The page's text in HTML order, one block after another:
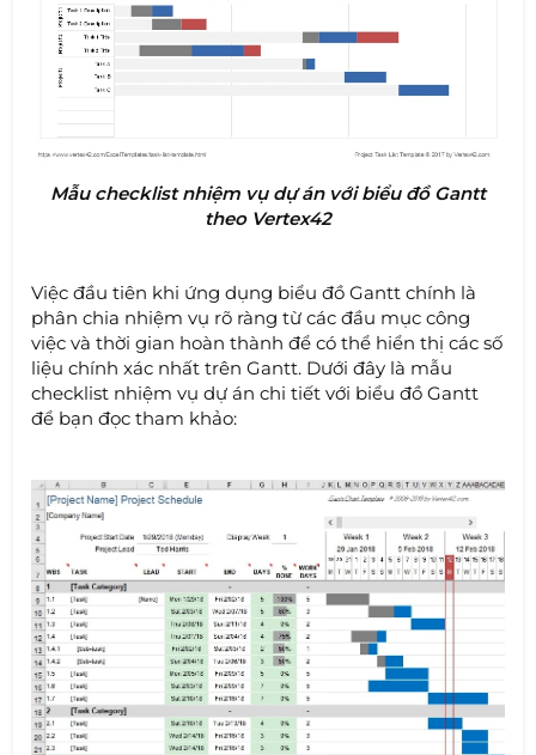
Mẫu checklist nhiệm vụ dự án với biểu đồ Gantt
theo Vertex42
Việc đầu tiên khi ứng dụng biểu đồ Gantt chính là
phân chia nhiệm vụ rõ ràng từ các đầu mục công
việc và thời gian hoàn thành để có thể hiển thị các số
liệu chính xác nhất trên Gantt. Dưới đây là mẫu
checklist nhiệm vụ dự án chi tiết với biểu đồ Gantt
để bạn đọc tham khảo: